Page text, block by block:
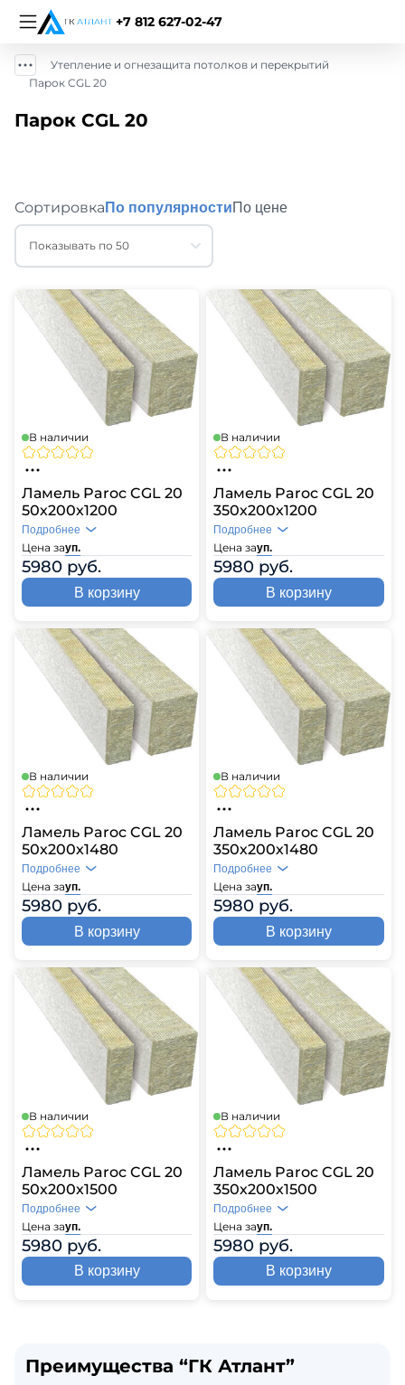
+7 812 627-02-47
Утепление и огнезащита потолков и перекрытий
Парок CGL 20
Парок CGL 20
Сортировка По популярностиПо цене
Показывать по 50
В наличии
Ламель Paroc CGL 20
50х200х1200
Цена зауп.
5980 руб.
Подробнее
В корзину
В наличии
Ламель Paroc CGL 20
350х200х1200
Цена зауп.
5980 руб.
Подробнее
В корзину
В наличии
Ламель Paroc CGL 20
50х200х1480
Цена зауп.
5980 руб.
Подробнее
В корзину
В наличии
Ламель Paroc CGL 20
350х200х1480
Цена зауп.
5980 руб.
Подробнее
В корзину
В наличии
Ламель Paroc CGL 20
50х200х1500
Цена зауп.
5980 руб.
Подробнее
В корзину
В наличии
Ламель Paroc CGL 20
350х200х1500
Цена зауп.
5980 руб.
Подробнее
В корзину
Преимущества “ГК Атлант”